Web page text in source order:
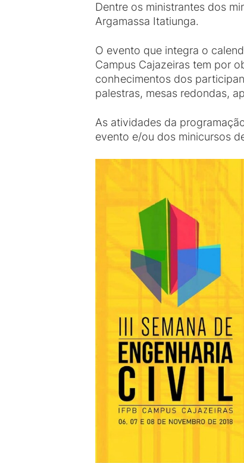
Dentre os ministrantes dos
Argamassa Itatiunga.
O evento que integra o
Campus Cajazeiras tem por
conhecimentos dos
palestras, mesas redondas,
As atividades da
evento e/ou dos minicursos